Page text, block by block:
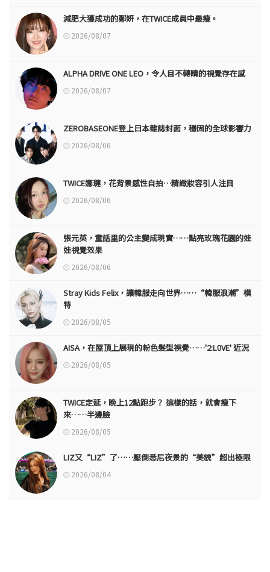
減肥大獲成功的鄭妍，在TWICE成員中最瘦。
2026/08/07
ALPHA DRIVE ONE LEO，令人目不轉睛的視覺存在感
2026/08/07
ZEROBASEONE登上日本雜誌封面，穩固的全球影響力
2026/08/06
TWICE娜璉，花背景感性自拍…精緻妝容引人注目
2026/08/06
張元英，童話里的公主變成現實……點亮玫瑰花園的娃
娃視覺效果
2026/08/06
Stray Kids Felix，讓韓服走向世界……“韓服浪潮”模
特
2026/08/05
AISA，在屋頂上展現的粉色髮型視覺……'2:L0VE' 近況
2026/08/05
TWICE定延，晚上12點跑步？ 這樣的話，就會瘦下
來……半邊臉
2026/08/05
LIZ又“LIZ”了……壓倒悉尼夜景的“美貌”超出極限
2026/08/04